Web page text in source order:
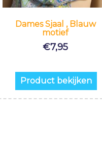
Dames Sjaal , Blauw
motief
€7,95
Product bekijken